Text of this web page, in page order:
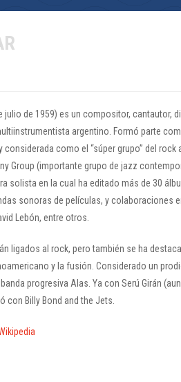
julio de 1959) es un compositor, cantautor,
argentino. Formó parte
considerada como el “súper grupo” del
Group (importante grupo de jazz
solista en la cual ha editado más de 30
sonoras de películas, y colaboraciones
Lebón, entre otros.
ligados al rock, pero también se ha
y la fusión. Considerado un
progresiva Alas. Ya con Serú Girán
Billy Bond and the Jets.